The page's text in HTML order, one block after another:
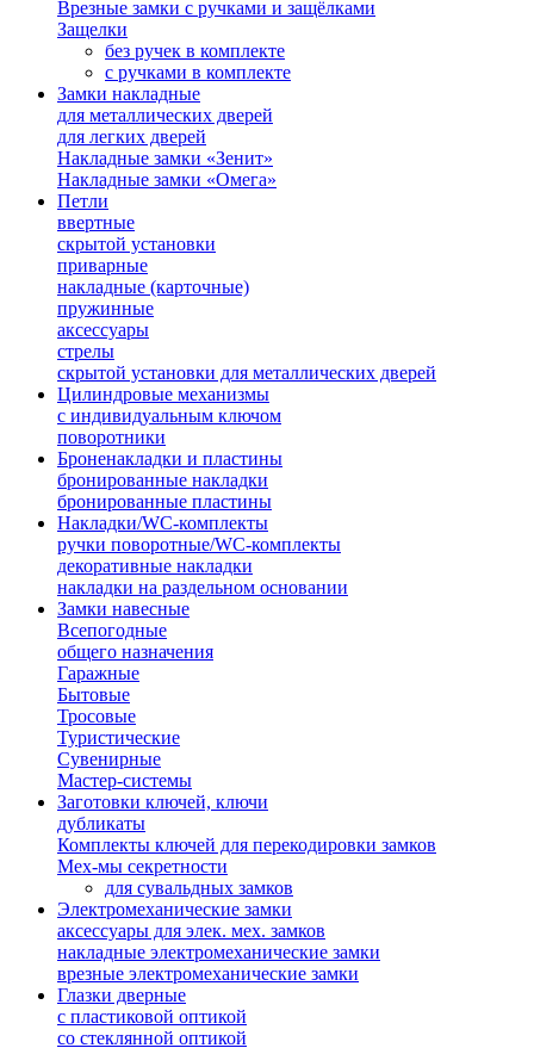
Врезные замки с ручками и защёлками
Защелки
без ручек в комплекте
с ручками в комплекте
Замки накладные
для металлических дверей
для легких дверей
Накладные замки «Зенит»
Накладные замки «Омега»
Петли
ввертные
скрытой установки
приварные
накладные (карточные)
пружинные
аксессуары
стрелы
скрытой установки для металлических дверей
Цилиндровые механизмы
с индивидуальным ключом
поворотники
Броненакладки и пластины
бронированные накладки
бронированные пластины
Накладки/WC-комплекты
ручки поворотные/WC-комплекты
декоративные накладки
накладки на раздельном основании
Замки навесные
Всепогодные
общего назначения
Гаражные
Бытовые
Тросовые
Туристические
Сувенирные
Мастер-системы
Заготовки ключей, ключи
дубликаты
Комплекты ключей для перекодировки замков
Мех-мы секретности
для сувальдных замков
Электромеханические замки
аксессуары для элек. мех. замков
накладные электромеханические замки
врезные электромеханические замки
Глазки дверные
с пластиковой оптикой
со стеклянной оптикой